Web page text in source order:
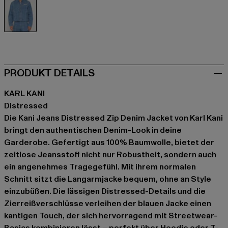
PRODUKT DETAILS
KARL KANI
Distressed
Die Kani Jeans Distressed Zip Denim Jacket von Karl Kani
bringt den authentischen Denim-Look in deine
Garderobe. Gefertigt aus 100% Baumwolle, bietet der
zeitlose Jeansstoff nicht nur Robustheit, sondern auch
ein angenehmes Tragegefühl. Mit ihrem normalen
Schnitt sitzt die Langarmjacke bequem, ohne an Style
einzubüßen. Die lässigen Distressed-Details und die
Zierreißverschlüsse verleihen der blauen Jacke einen
kantigen Touch, der sich hervorragend mit Streetwear-